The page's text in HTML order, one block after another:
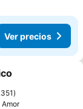
Ver precios
Amor